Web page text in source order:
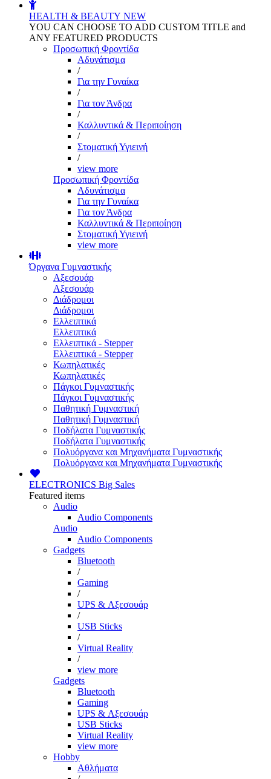
HEALTH & BEAUTY NEW
YOU CAN CHOOSE TO ADD CUSTOM TITLE and
ANY FEATURED PRODUCTS
Προσωπική Φροντίδα
Αδυνάτισμα
/
Για την Γυναίκα
/
Για τον Άνδρα
/
Καλλυντικά & Περιποίηση
/
Στοματική Υγιεινή
/
view more
Προσωπική Φροντίδα
Αδυνάτισμα
Για την Γυναίκα
Για τον Άνδρα
Καλλυντικά & Περιποίηση
Στοματική Υγιεινή
view more
Όργανα Γυμναστικής
Αξεσουάρ
Αξεσουάρ
Διάδρομοι
Διάδρομοι
Ελλειπτικά
Ελλειπτικά
Ελλειπτικά - Stepper
Ελλειπτικά - Stepper
Κωπηλατικές
Κωπηλατικές
Πάγκοι Γυμναστικής
Πάγκοι Γυμναστικής
Παθητική Γυμναστική
Παθητική Γυμναστική
Ποδήλατα Γυμναστικής
Ποδήλατα Γυμναστικής
Πολυόργανα και Μηχανήματα Γυμναστικής
Πολυόργανα και Μηχανήματα Γυμναστικής
ELECTRONICS Big Sales
Featured items
Audio
Audio Components
Audio
Audio Components
Gadgets
Bluetooth
/
Gaming
/
UPS & Αξεσουάρ
/
USB Sticks
/
Virtual Reality
/
view more
Gadgets
Bluetooth
Gaming
UPS & Αξεσουάρ
USB Sticks
Virtual Reality
view more
Hobby
Αθλήματα